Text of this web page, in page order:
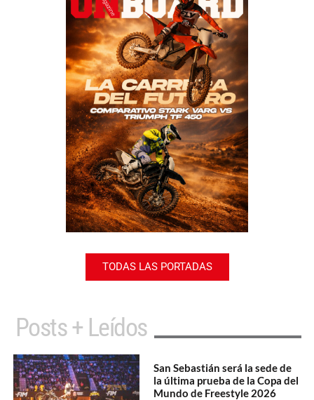
TODAS LAS PORTADAS
Posts + Leídos
San Sebastián será la sede de
la última prueba de la Copa del
Mundo de Freestyle 2026